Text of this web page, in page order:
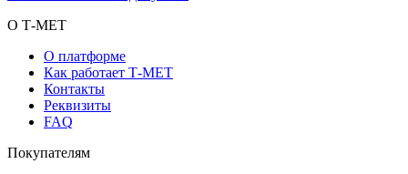
О Т-МЕТ
О платформе
Как работает Т-МЕТ
Контакты
Реквизиты
FAQ
Покупателям